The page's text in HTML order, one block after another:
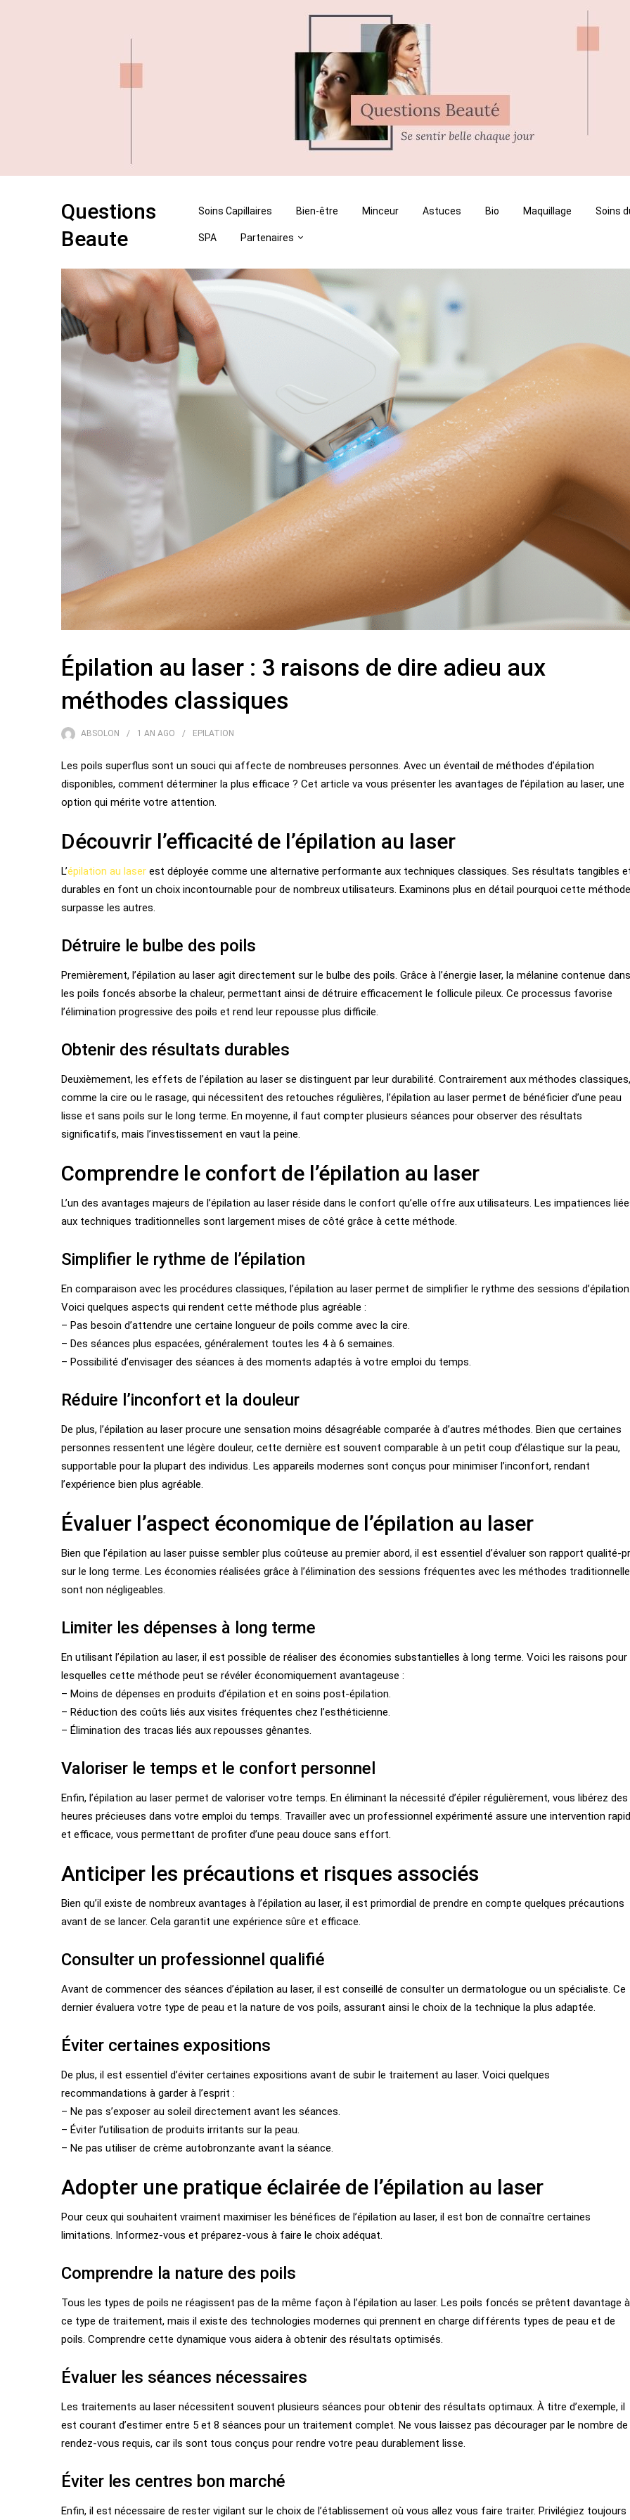
Questions
Beaute
Soins Capillaires Bien-être Minceur Astuces Bio Maquillage Soins
SPA Partenaires
Épilation au laser : 3 raisons de dire adieu aux
méthodes classiques
ABSOLON 1 AN AGO EPILATION
Les poils superflus sont un souci qui affecte de nombreuses personnes. Avec un éventail de méthodes d’épilation
disponibles, comment déterminer la plus efficace ? Cet article va vous présenter les avantages de l’épilation au laser, une
option qui mérite votre attention.
Découvrir l’efficacité de l’épilation au laser
L’épilation au laser est déployée comme une alternative performante aux techniques classiques. Ses résultats tangibles
durables en font un choix incontournable pour de nombreux utilisateurs. Examinons plus en détail pourquoi cette méthode
surpasse les autres.
Détruire le bulbe des poils
Premièrement, l’épilation au laser agit directement sur le bulbe des poils. Grâce à l’énergie laser, la mélanine contenue dans
les poils foncés absorbe la chaleur, permettant ainsi de détruire efficacement le follicule pileux. Ce processus favorise
l’élimination progressive des poils et rend leur repousse plus difficile.
Obtenir des résultats durables
Deuxièmement, les effets de l’épilation au laser se distinguent par leur durabilité. Contrairement aux méthodes classiques,
comme la cire ou le rasage, qui nécessitent des retouches régulières, l’épilation au laser permet de bénéficier d’une peau
lisse et sans poils sur le long terme. En moyenne, il faut compter plusieurs séances pour observer des résultats
significatifs, mais l’investissement en vaut la peine.
Comprendre le confort de l’épilation au laser
L’un des avantages majeurs de l’épilation au laser réside dans le confort qu’elle offre aux utilisateurs. Les impatiences
aux techniques traditionnelles sont largement mises de côté grâce à cette méthode.
Simplifier le rythme de l’épilation
En comparaison avec les procédures classiques, l’épilation au laser permet de simplifier le rythme des sessions
Voici quelques aspects qui rendent cette méthode plus agréable :
– Pas besoin d’attendre une certaine longueur de poils comme avec la cire.
– Des séances plus espacées, généralement toutes les 4 à 6 semaines.
– Possibilité d’envisager des séances à des moments adaptés à votre emploi du temps.
Réduire l’inconfort et la douleur
De plus, l’épilation au laser procure une sensation moins désagréable comparée à d’autres méthodes. Bien que certaines
personnes ressentent une légère douleur, cette dernière est souvent comparable à un petit coup d’élastique sur la peau,
supportable pour la plupart des individus. Les appareils modernes sont conçus pour minimiser l’inconfort, rendant
l’expérience bien plus agréable.
Évaluer l’aspect économique de l’épilation au laser
Bien que l’épilation au laser puisse sembler plus coûteuse au premier abord, il est essentiel d’évaluer son rapport qualité-
sur le long terme. Les économies réalisées grâce à l’élimination des sessions fréquentes avec les méthodes
sont non négligeables.
Limiter les dépenses à long terme
En utilisant l’épilation au laser, il est possible de réaliser des économies substantielles à long terme. Voici les raisons pour
lesquelles cette méthode peut se révéler économiquement avantageuse :
– Moins de dépenses en produits d’épilation et en soins post-épilation.
– Réduction des coûts liés aux visites fréquentes chez l’esthéticienne.
– Élimination des tracas liés aux repousses gênantes.
Valoriser le temps et le confort personnel
Enfin, l’épilation au laser permet de valoriser votre temps. En éliminant la nécessité d’épiler régulièrement, vous libérez des
heures précieuses dans votre emploi du temps. Travailler avec un professionnel expérimenté assure une intervention
et efficace, vous permettant de profiter d’une peau douce sans effort.
Anticiper les précautions et risques associés
Bien qu’il existe de nombreux avantages à l’épilation au laser, il est primordial de prendre en compte quelques précautions
avant de se lancer. Cela garantit une expérience sûre et efficace.
Consulter un professionnel qualifié
Avant de commencer des séances d’épilation au laser, il est conseillé de consulter un dermatologue ou un spécialiste. Ce
dernier évaluera votre type de peau et la nature de vos poils, assurant ainsi le choix de la technique la plus adaptée.
Éviter certaines expositions
De plus, il est essentiel d’éviter certaines expositions avant de subir le traitement au laser. Voici quelques
recommandations à garder à l’esprit :
– Ne pas s’exposer au soleil directement avant les séances.
– Éviter l’utilisation de produits irritants sur la peau.
– Ne pas utiliser de crème autobronzante avant la séance.
Adopter une pratique éclairée de l’épilation au laser
Pour ceux qui souhaitent vraiment maximiser les bénéfices de l’épilation au laser, il est bon de connaître certaines
limitations. Informez-vous et préparez-vous à faire le choix adéquat.
Comprendre la nature des poils
Tous les types de poils ne réagissent pas de la même façon à l’épilation au laser. Les poils foncés se prêtent davantage à
ce type de traitement, mais il existe des technologies modernes qui prennent en charge différents types de peau et de
poils. Comprendre cette dynamique vous aidera à obtenir des résultats optimisés.
Évaluer les séances nécessaires
Les traitements au laser nécessitent souvent plusieurs séances pour obtenir des résultats optimaux. À titre d’exemple, il
est courant d’estimer entre 5 et 8 séances pour un traitement complet. Ne vous laissez pas décourager par le nombre de
rendez-vous requis, car ils sont tous conçus pour rendre votre peau durablement lisse.
Éviter les centres bon marché
Enfin, il est nécessaire de rester vigilant sur le choix de l’établissement où vous allez vous faire traiter. Privilégiez toujours